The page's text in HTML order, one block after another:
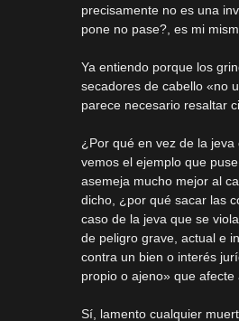
precisamente no es una
pone no pase?, es mi
Ya entiendo porque los
secadores de cabello «no
parece necesario resaltar
¿Por qué en vez de la
vemos el ejemplo que
asemeja mucho mejor al
dicho, ¿por qué sacar las
caso de la jeva que se
de peligro grave, actual e
contra un bien o interés
propio o ajeno» que afecte
Sí, lamento cualquier